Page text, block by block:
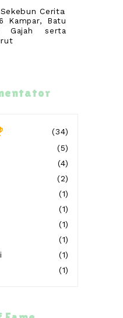
Cerita
Kampar, Batu
Gajah serta
(34)
(5)
(4)
(2)
(1)
(1)
(1)
(1)
(1)
(1)